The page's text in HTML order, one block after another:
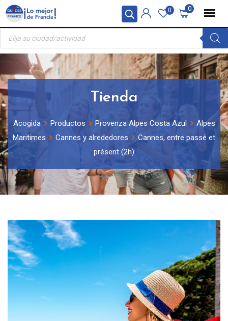
Panel de gestión de cookies
Skip
content
0
0
Búsqueda
productos
Tienda
Acogida Productos Provenza Alpes Costa Azul
Alpes
Maritimes
Cannes y alrededores
Cannes, entre passé et
présent (2h)